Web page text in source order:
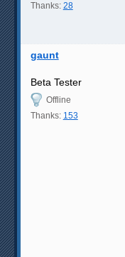
Thanks: 28
gaunt
Beta Tester
Offline
Thanks: 153